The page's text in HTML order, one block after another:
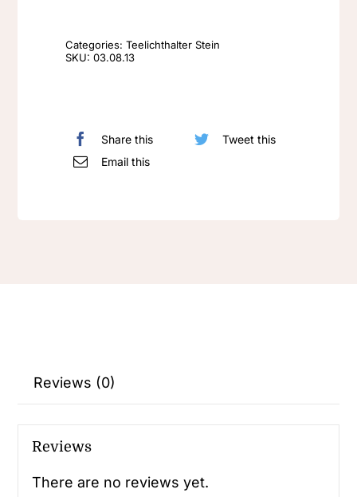
Categories:Teelichthalter Stein
SKU:03.08.13
Share this
Tweet this
Email this
Reviews (0)
Reviews
There are no reviews yet.